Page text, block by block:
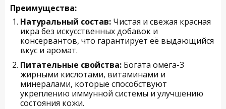
Преимущества:
Натуральный состав: Чистая и свежая красная
икра без искусственных добавок и
консервантов, что гарантирует её выдающийся
вкус и аромат.
Питательные свойства: Богата омега-3
жирными кислотами, витаминами и
минералами, которые способствуют
укреплению иммунной системы и улучшению
состояния кожи.